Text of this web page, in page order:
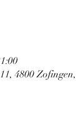
4800